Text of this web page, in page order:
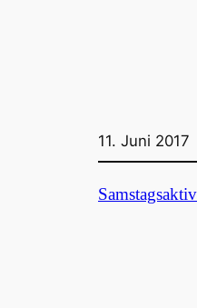
11. Juni 2017